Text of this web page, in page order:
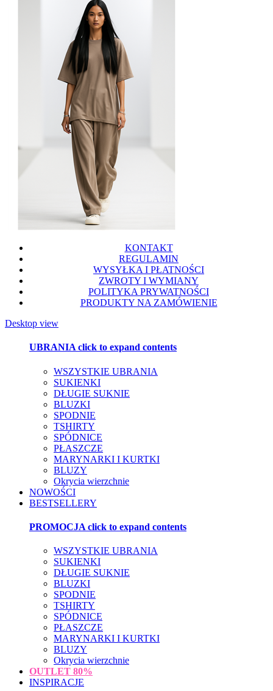
KONTAKT
REGULAMIN
WYSYŁKA I PŁATNOŚCI
ZWROTY I WYMIANY
POLITYKA PRYWATNOŚCI
PRODUKTY NA ZAMÓWIENIE
Desktop view
UBRANIAclick to expand contents
WSZYSTKIE UBRANIA
SUKIENKI
DŁUGIE SUKNIE
BLUZKI
SPODNIE
TSHIRTY
SPÓDNICE
PŁASZCZE
MARYNARKI I KURTKI
BLUZY
Okrycia wierzchnie
NOWOŚCI
BESTSELLERY
PROMOCJA click to expand contents
WSZYSTKIE UBRANIA
SUKIENKI
DŁUGIE SUKNIE
BLUZKI
SPODNIE
TSHIRTY
SPÓDNICE
PŁASZCZE
MARYNARKI I KURTKI
BLUZY
Okrycia wierzchnie
OUTLET 80%
INSPIRACJE